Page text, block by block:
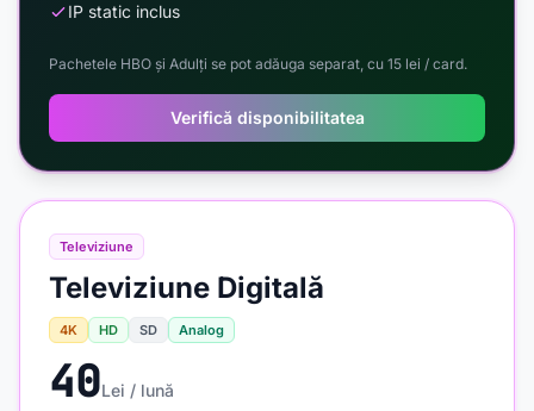
Televiziune
Televiziune Digitală
4K HD SD Analog
40Lei / lună
IP static inclus
Pachetele HBO și Adulți se pot adăuga separat, cu 15 lei / card.
Verifică disponibilitatea